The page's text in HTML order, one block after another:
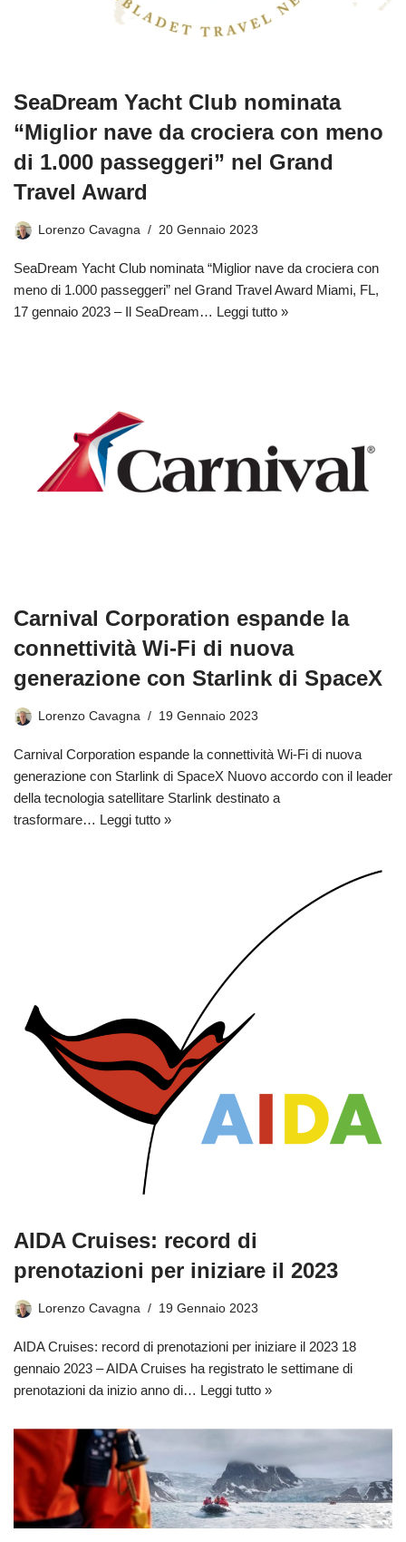
SeaDream Yacht Club nominata
“Miglior nave da crociera con meno
di 1.000 passeggeri” nel Grand
Travel Award
Lorenzo Cavagna 20 Gennaio 2023
SeaDream Yacht Club nominata “Miglior nave da crociera con
meno di 1.000 passeggeri” nel Grand Travel Award Miami, FL,
17 gennaio 2023 – Il SeaDream… Leggi tutto »
Carnival Corporation espande la
connettività Wi-Fi di nuova
generazione con Starlink di SpaceX
Lorenzo Cavagna 19 Gennaio 2023
Carnival Corporation espande la connettività Wi-Fi di nuova
generazione con Starlink di SpaceX Nuovo accordo con il leader
della tecnologia satellitare Starlink destinato a
trasformare… Leggi tutto »
AIDA Cruises: record di
prenotazioni per iniziare il 2023
Lorenzo Cavagna 19 Gennaio 2023
AIDA Cruises: record di prenotazioni per iniziare il 2023 18
gennaio 2023 – AIDA Cruises ha registrato le settimane di
prenotazioni da inizio anno di… Leggi tutto »